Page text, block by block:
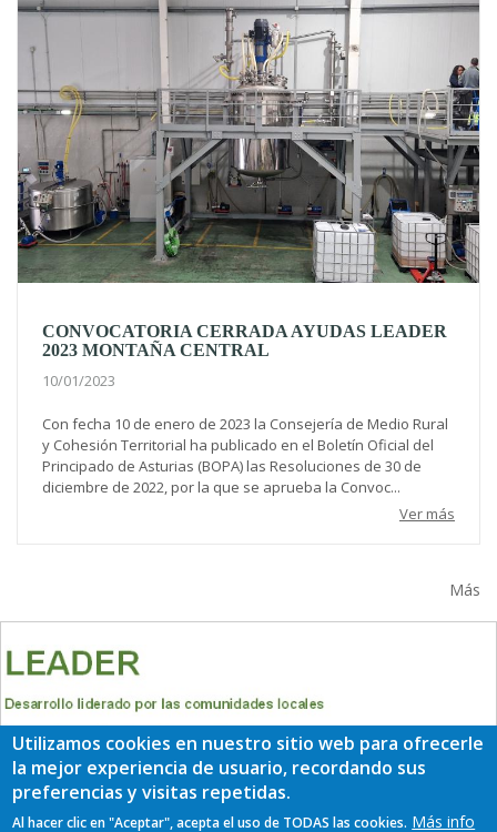
CONVOCATORIA CERRADA AYUDAS LEADER
2023 MONTAÑA CENTRAL
10/01/2023
Con fecha 10 de enero de 2023 la Consejería de Medio Rural
y Cohesión Territorial ha publicado en el Boletín Oficial del
Principado de Asturias (BOPA) las Resoluciones de 30 de
diciembre de 2022, por la que se aprueba la Convoc...
Ver más
Más
Utilizamos cookies en nuestro sitio web para ofrecerle
la mejor experiencia de usuario, recordando sus
preferencias y visitas repetidas.
Al hacer clic en "Aceptar", acepta el uso de TODAS las cookies. Más info